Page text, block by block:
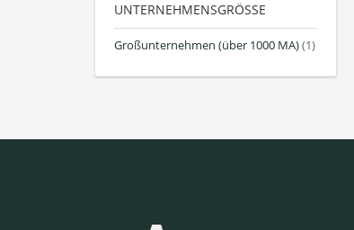
UNTERNEHMENSGRÖSSE
Großunternehmen (über 1000 MA)(1)